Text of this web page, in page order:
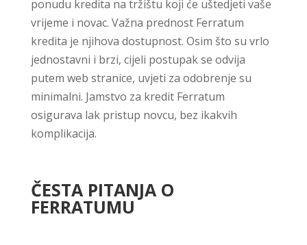
ponudu kredita na tržištu koji će uštedjeti vaše
vrijeme i novac. Važna prednost Ferratum
kredita je njihova dostupnost. Osim što su vrlo
jednostavni i brzi, cijeli postupak se odvija
putem web stranice, uvjeti za odobrenje su
minimalni. Jamstvo za kredit Ferratum
osigurava lak pristup novcu, bez ikakvih
komplikacija.
ČESTA PITANJA O
FERRATUMU